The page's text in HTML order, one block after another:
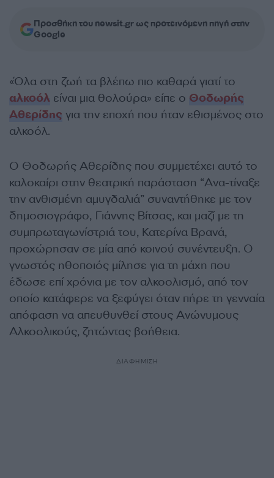
Προσθήκη του newsit.gr ως προτεινόμενη πηγή στην
Google
«Όλα στη ζωή τα βλέπω πιο καθαρά γιατί το
αλκοόλ είναι μια θολούρα» είπε ο Θοδωρής
Αθερίδης για την εποχή που ήταν εθισμένος στο
αλκοόλ.
Ο Θοδωρής Αθερίδης που συμμετέχει αυτό το
καλοκαίρι στην θεατρική παράσταση “Ανα-τίναξε
την ανθισμένη αμυγδαλιά” συναντήθηκε με τον
δημοσιογράφο, Γιάννης Βίτσας, και μαζί με τη
συμπρωταγωνίστριά του, Κατερίνα Βρανά,
προχώρησαν σε μία από κοινού συνέντευξη. Ο
γνωστός ηθοποιός μίλησε για τη μάχη που
έδωσε επί χρόνια με τον αλκοολισμό, από τον
οποίο κατάφερε να ξεφύγει όταν πήρε τη γενναία
απόφαση να απευθυνθεί στους Ανώνυμους
Αλκοολικούς, ζητώντας βοήθεια.
ΔΙΑΦΗΜΙΣΗ